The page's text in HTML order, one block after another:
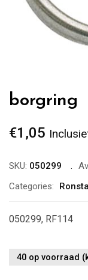
borgring
€1,05
SKU: 050299
Categories:
050299, RF114
40 op voorraad